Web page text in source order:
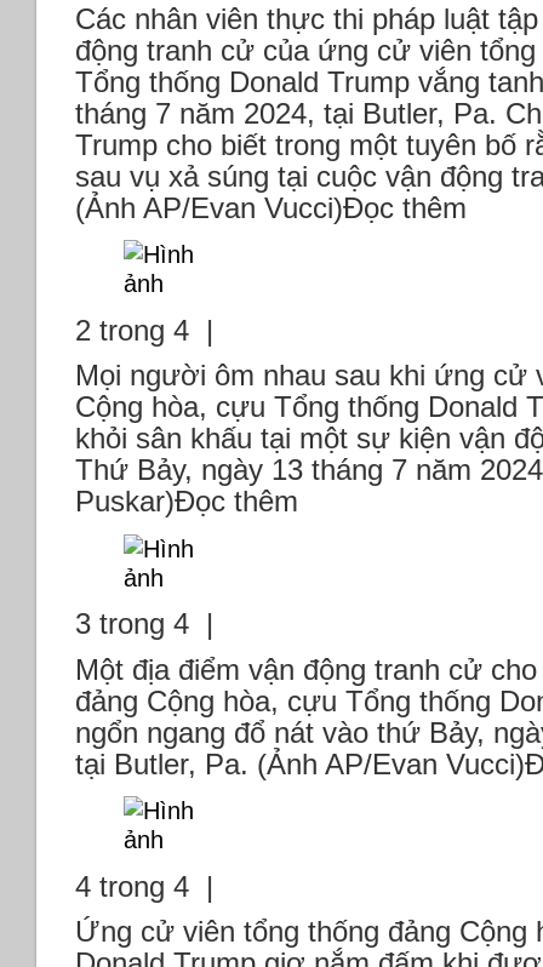
Các nhân viên thực thi pháp luật
động tranh cử của ứng cử viên
Tổng thống Donald Trump vắng
tháng 7 năm 2024, tại Butler, Pa.
Trump cho biết trong một tuyên bố
sau vụ xả súng tại cuộc vận động
(Ảnh AP/Evan Vucci)Đọc thêm
2 trong 4 |
Mọi người ôm nhau sau khi ứng cử
Cộng hòa, cựu Tổng thống Donald
khỏi sân khấu tại một sự kiện vận
Thứ Bảy, ngày 13 tháng 7 năm
Puskar)Đọc thêm
3 trong 4 |
Một địa điểm vận động tranh cử
đảng Cộng hòa, cựu Tổng thống
ngổn ngang đổ nát vào thứ Bảy,
tại Butler, Pa. (Ảnh AP/Evan
4 trong 4 |
Ứng cử viên tổng thống đảng Cộng